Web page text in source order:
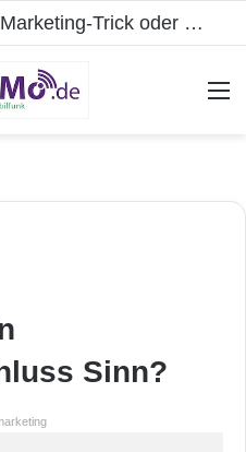
„Junge Leute“-Tarife: Marketing-Trick oder echte Vorteile?
Sinn?